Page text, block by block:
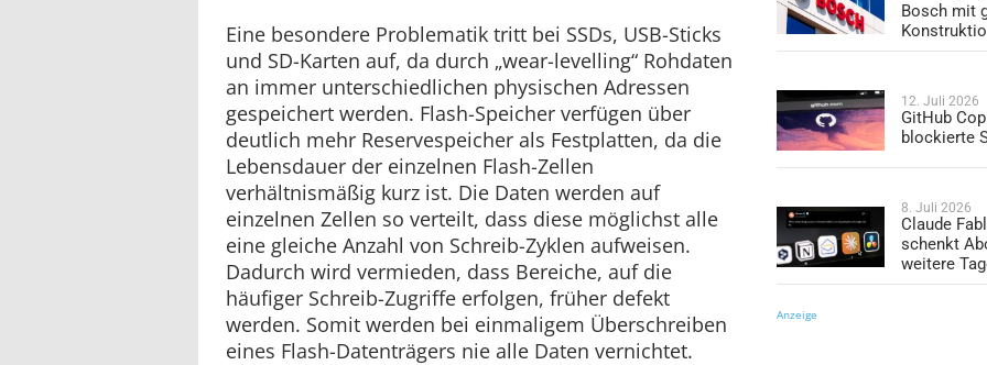
Eine besondere Problematik tritt bei SSDs, USB-Sticks
und SD-Karten auf, da durch „wear-levelling“ Rohdaten
an immer unterschiedlichen physischen Adressen
gespeichert werden. Flash-Speicher verfügen über
deutlich mehr Reservespeicher als Festplatten, da die
Lebensdauer der einzelnen Flash-Zellen
verhältnismäßig kurz ist. Die Daten werden auf
einzelnen Zellen so verteilt, dass diese möglichst alle
eine gleiche Anzahl von Schreib-Zyklen aufweisen.
Dadurch wird vermieden, dass Bereiche, auf die
häufiger Schreib-Zugriffe erfolgen, früher defekt
werden. Somit werden bei einmaligem Überschreiben
eines Flash-Datenträgers nie alle Daten vernichtet.
Bosch mit
12. Juli 2026
GitHub
blockierte
8. Juli 2026
Claude
schenkt
weitere
Anzeige